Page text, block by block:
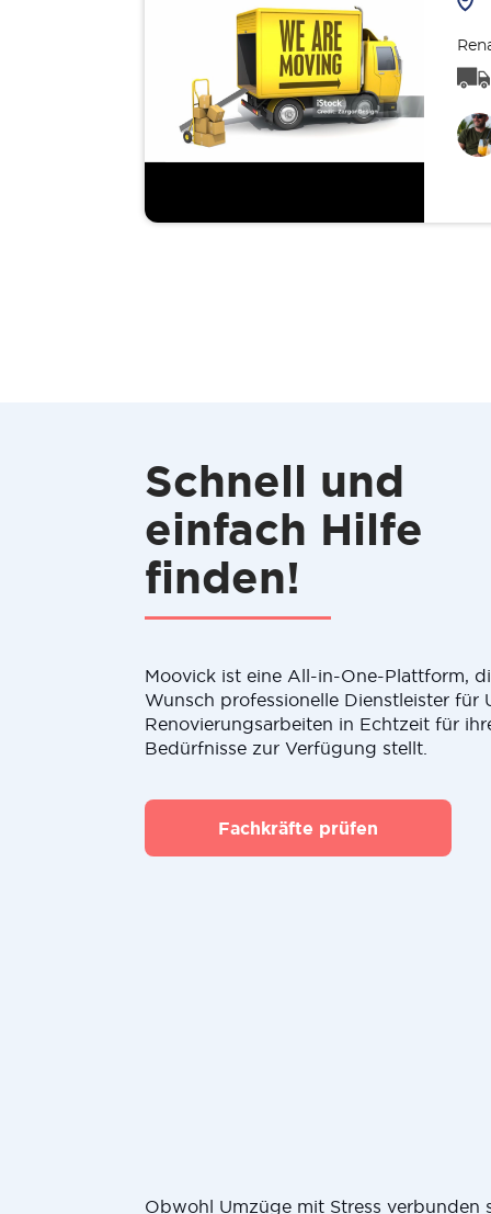
Schnell und
einfach Hilfe
finden!
Moovick ist eine All-in-One-Plattform,
Wunsch professionelle Dienstleister für
Renovierungsarbeiten in Echtzeit für
Bedürfnisse zur Verfügung stellt.
Fachkräfte prüfen
Obwohl Umzüge mit Stress verbunden